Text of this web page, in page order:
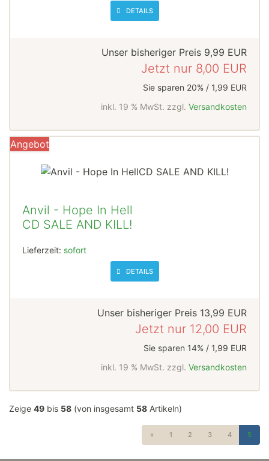
DETAILS
Unser bisheriger Preis 9,99 EUR
Jetzt nur 8,00 EUR
Sie sparen 20% / 1,99 EUR
inkl. 19 % MwSt. zzgl. Versandkosten
Angebot
Anvil - Hope In Hell
CD SALE AND KILL!
Lieferzeit: sofort
DETAILS
Unser bisheriger Preis 13,99 EUR
Jetzt nur 12,00 EUR
Sie sparen 14% / 1,99 EUR
inkl. 19 % MwSt. zzgl. Versandkosten
Zeige 49 bis 58 (von insgesamt 58 Artikeln)
« 1 2 3 4 5